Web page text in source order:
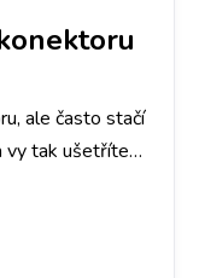
ale často stačí
vy tak ušetříte
na jakékoliv